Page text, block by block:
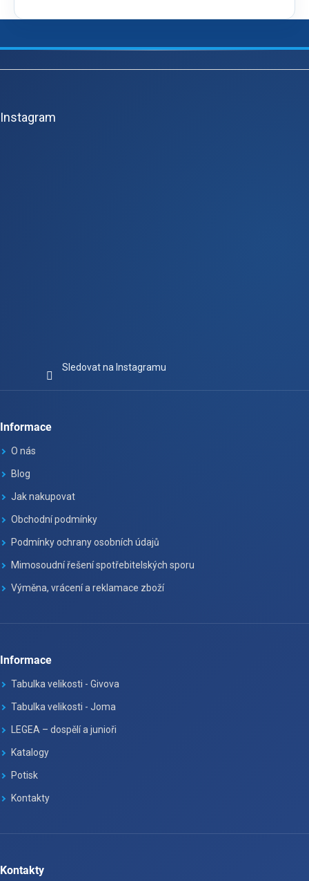
Z
Instagram
Sledovat na Instagramu
Informace
O nás
Blog
Jak nakupovat
Obchodní podmínky
Podmínky ochrany osobních údajů
Mimosoudní řešení spotřebitelských sporu
Výměna, vrácení a reklamace zboží
Informace
Tabulka velikosti - Givova
Tabulka velikosti - Joma
LEGEA – dospělí a junioři
Katalogy
Potisk
Kontakty
Kontakty